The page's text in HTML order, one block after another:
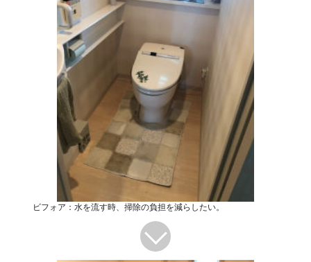
ビフォア：水を流す時、掃除の負担を減らしたい。